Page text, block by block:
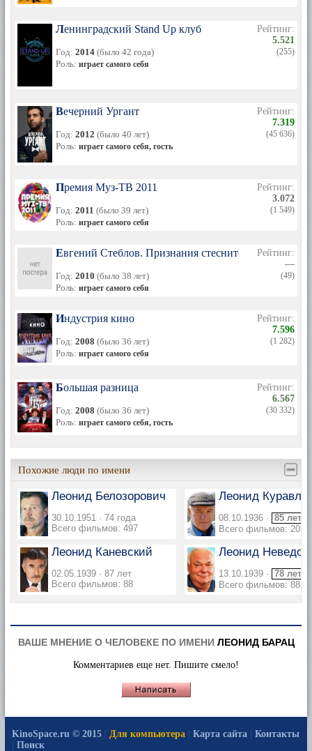
Ленинградский Stand Up клуб
Год: 2014 (было 42 года)
Роль: играет самого себя
Рейтинг:
5.521
(255)
Вечерний Ургант
Год: 2012 (было 40 лет)
Роль: играет самого себя, гость
Рейтинг:
7.319
(45 636)
Премия Муз-ТВ 2011
Год: 2011 (было 39 лет)
Роль: играет самого себя
Рейтинг:
3.072
(1 549)
Евгений Стеблов. Признания стеснительного
Год: 2010 (было 38 лет)
Роль: играет самого себя
Рейтинг:
—
(49)
Индустрия кино
Год: 2008 (было 36 лет)
Роль: играет самого себя
Рейтинг:
7.596
(1 282)
Большая разница
Год: 2008 (было 36 лет)
Роль: играет самого себя, гость
Рейтинг:
6.567
(30 332)
Похожие люди по имени
Леонид Белозорович
30.10.1951 · 74 года
Всего фильмов: 497
Леонид
08.10.1936 · 85 лет
Всего фильмов: 205
Леонид Каневский
02.05.1939 · 87 лет
Всего фильмов: 88
Леонид
13.10.1939 · 78 лет
Всего фильмов: 88
ВАШЕ МНЕНИЕ О ЧЕЛОВЕКЕ ПО ИМЕНИ ЛЕОНИД БАРАЦ
Комментариев еще нет. Пишите смело!
KinoSpace.ru © 2015 Для компьютера Карта сайта
Контакты
Поиск